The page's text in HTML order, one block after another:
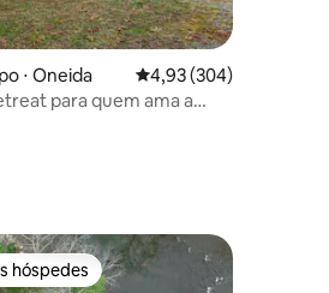
de 5, 217 avaliações
⋅ Oneida 4,93 de uma avaliação
4,93 (304)
para quem ama a
hóspedes
hóspedes